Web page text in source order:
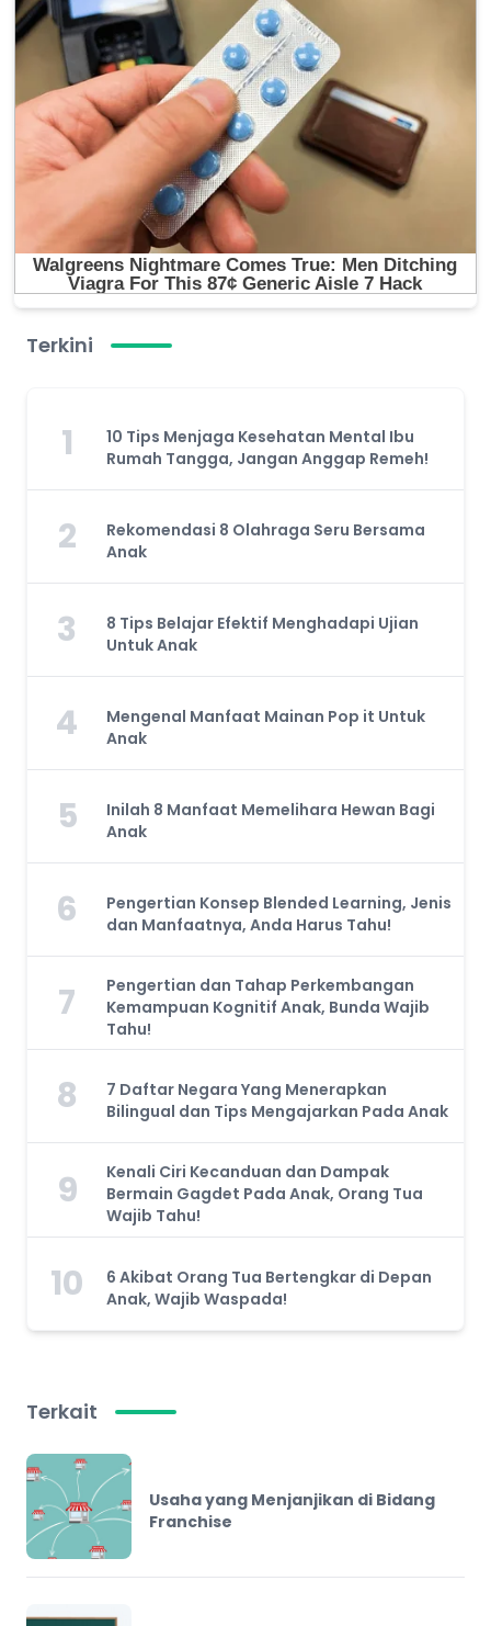
Terkini
1
10 Tips Menjaga Kesehatan Mental Ibu
Rumah Tangga, Jangan Anggap Remeh!
2
Rekomendasi 8 Olahraga Seru Bersama
Anak
3
8 Tips Belajar Efektif Menghadapi Ujian
Untuk Anak
4
Mengenal Manfaat Mainan Pop it Untuk
Anak
5
Inilah 8 Manfaat Memelihara Hewan Bagi
Anak
6
Pengertian Konsep Blended Learning, Jenis
dan Manfaatnya, Anda Harus Tahu!
7
Pengertian dan Tahap Perkembangan
Kemampuan Kognitif Anak, Bunda Wajib
Tahu!
8
7 Daftar Negara Yang Menerapkan
Bilingual dan Tips Mengajarkan Pada Anak
9
Kenali Ciri Kecanduan dan Dampak
Bermain Gagdet Pada Anak, Orang Tua
Wajib Tahu!
10
6 Akibat Orang Tua Bertengkar di Depan
Anak, Wajib Waspada!
Terkait
Usaha yang Menjanjikan di Bidang
Franchise